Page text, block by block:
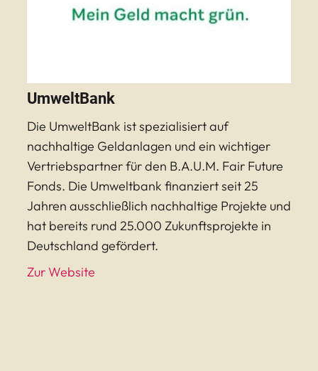
UmweltBank
Die UmweltBank ist spezialisiert auf
nachhaltige Geldanlagen und ein wichtiger
Vertriebspartner für den B.A.U.M. Fair Future
Fonds. Die Umweltbank finanziert seit 25
Jahren ausschließlich nachhaltige Projekte und
hat bereits rund 25.000 Zukunftsprojekte in
Deutschland gefördert.
Zur Website